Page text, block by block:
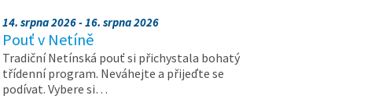
14. srpna 2026 - 16. srpna 2026
Pouť v Netíně
Tradiční Netínská pouť si přichystala bohatý
třídenní program. Neváhejte a přijeďte se
podívat. Vybere si…